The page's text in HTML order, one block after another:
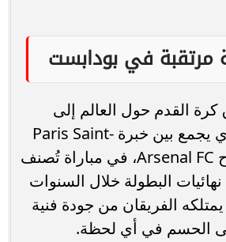
مرتقبة في بودابست
القدم حول العالم إلى
النهائي الكبير الذي يجمع بين خبرة Paris Saint-
Germain وطموح Arsenal FC، في مباراة تُصنف
البطولة خلال السنوات
يمتلكه الفريقان من جودة فنية
الحسم في أي لحظة.